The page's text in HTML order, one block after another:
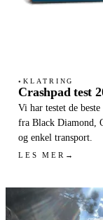
● KLATRING
Crashpad test
Vi har testet de
fra Black Diamond,
og enkel transport.
LES MER →